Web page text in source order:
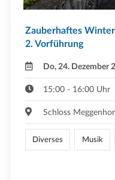
Zauberhaftes
2. Vorführung
Do, 24. Dezember
15:00 - 16:00 Uhr
Schloss
Diverses Musik